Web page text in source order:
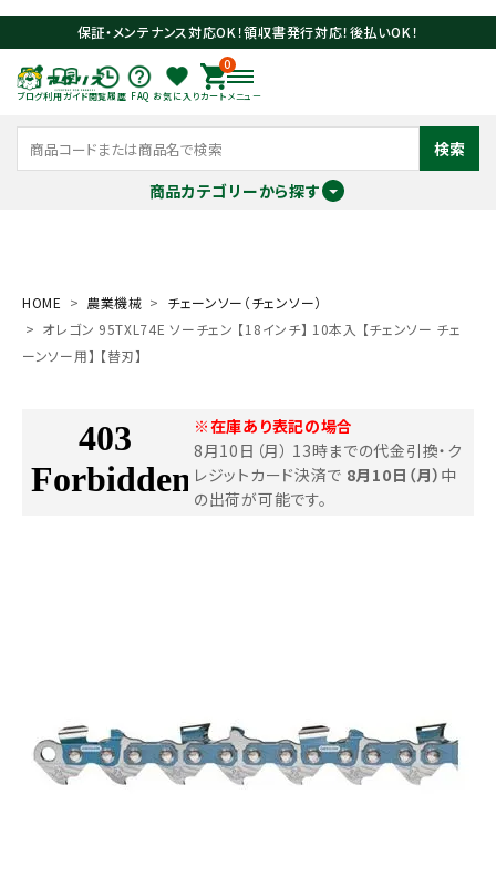
保証・メンテナンス対応OK！領収書発行対応！後払いOK！
ブログ利用ガイド閲覧履歴 FAQ お気に入り
0
カート メニュー
検索
商品カテゴリーから探す
search
作業用品
HOME 農業機械
チェーンソー（チェンソー）
オレゴン 95TXL74E ソーチェン 【18インチ】 10本入 【チェンソー チェ
ーンソー用】 【替刃】
※在庫あり表記の場合
8月10日（月） 13時までの代金引換・ク
レジットカード決済で 8月10日（月） 中
の出荷が可能です。